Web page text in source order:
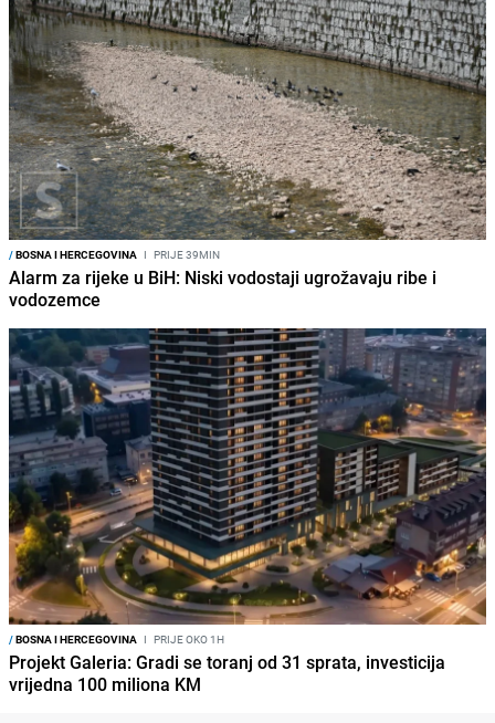
/BOSNA I HERCEGOVINA I PRIJE 39MIN
Alarm za rijeke u BiH: Niski vodostaji ugrožavaju ribe i
vodozemce
/BOSNA I HERCEGOVINA I PRIJE OKO 1H
Projekt Galeria: Gradi se toranj od 31 sprata, investicija
vrijedna 100 miliona KM